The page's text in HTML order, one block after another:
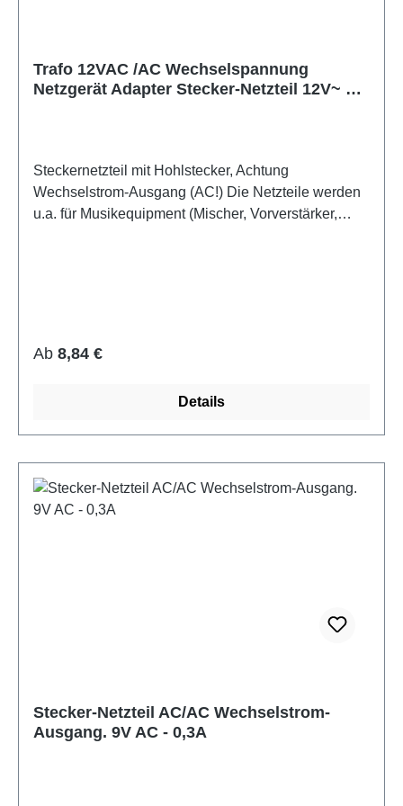
Trafo 12VAC /AC Wechselspannung
Netzgerät Adapter Stecker-Netzteil 12V~ 1A
Steckernetzteil mit Hohlstecker, Achtung
Wechselstrom-Ausgang (AC!) Die Netzteile werden
u.a. für Musikequipment (Mischer, Vorverstärker,
- eingebauter Thermoschutz - Anschlußkabel: mind.
- Ausgangsspannung: 12V AC - Max.
federnden Kontakte hat passt der Stecker auch in
Geräte mit 2,1mm und 2,5mm! Zustand: gebraucht,
Regulärer Preis:
Ab 8,84 €
Details
Stecker-Netzteil AC/AC Wechselstrom-
Ausgang. 9V AC - 0,3A